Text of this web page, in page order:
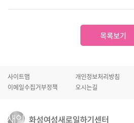
목록보기
사이트맵 개인정보처리방침
이메일수집거부정책
오시는길